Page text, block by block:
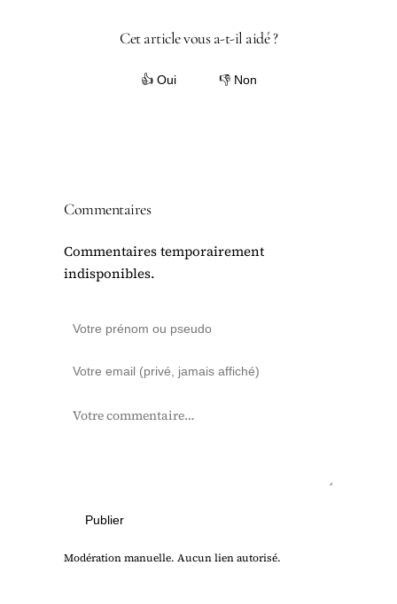
Cet article vous a-t-il aidé ?
👍 Oui 👎 Non
Commentaires
Commentaires temporairement
indisponibles.
Publier
Modération manuelle. Aucun lien autorisé.